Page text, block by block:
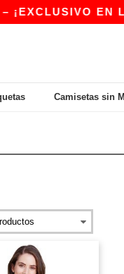
EN LA
Camisetas sin